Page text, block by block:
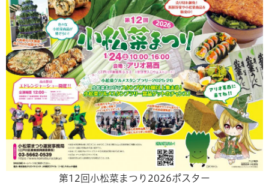
第12回小松菜まつり2026ポスター